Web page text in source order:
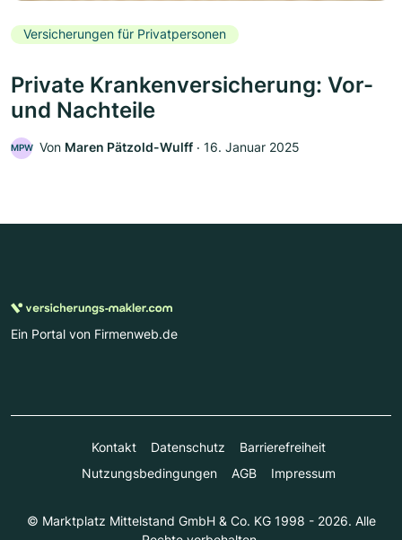
Versicherungen für Privatpersonen
Private Krankenversicherung: Vor-
und Nachteile
MPW Von Maren Pätzold-Wulff ‧ 16. Januar 2025
Ein Portal von Firmenweb.de
Kontakt Datenschutz
Barrierefreiheit
Nutzungsbedingungen
AGB Impressum
© Marktplatz Mittelstand GmbH & Co. KG 1998 - 2026. Alle